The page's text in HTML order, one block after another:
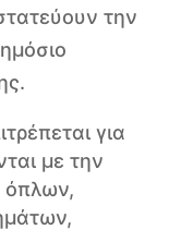
την
για
με την
όπλων,